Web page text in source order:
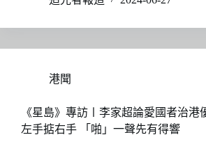
港聞
《星島》專訪〡李家超論愛國者治港
左手掂右手 「啪」一聲先有得響